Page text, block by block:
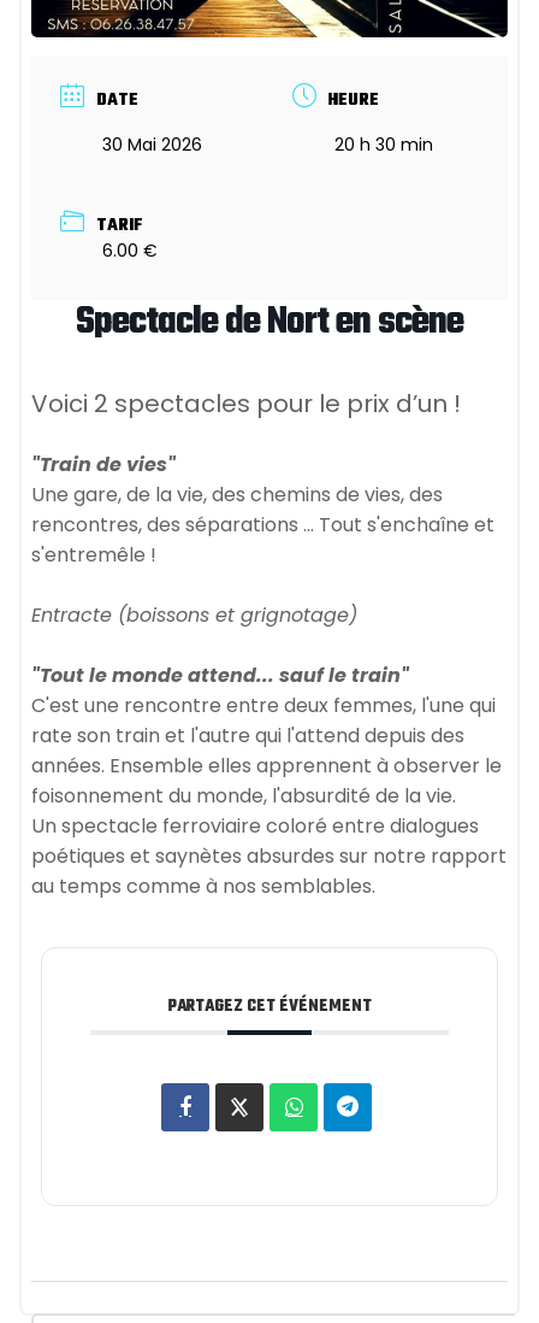
DATE
30 Mai 2026
HEURE
20 h 30 min
TARIF
6.00 €
Spectacle de Nort en scène
Voici 2 spectacles pour le prix d’un !
"Train de vies"
Une gare, de la vie, des chemins de vies, des
rencontres, des séparations ... Tout s'enchaîne et
s'entremêle !
Entracte (boissons et grignotage)
"Tout le monde attend... sauf le train"
C'est une rencontre entre deux femmes, l'une qui
rate son train et l'autre qui l'attend depuis des
années. Ensemble elles apprennent à observer le
foisonnement du monde, l'absurdité de la vie.
Un spectacle ferroviaire coloré entre dialogues
poétiques et saynètes absurdes sur notre rapport
au temps comme à nos semblables.
PARTAGEZ CET ÉVÉNEMENT